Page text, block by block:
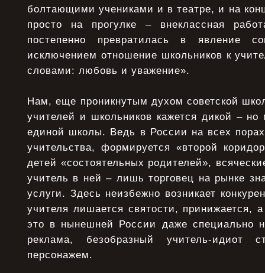
болтающими учениками и в театре, и на
просто на прогулке – внеклассная
постепенно превратилась в явление
исключением отношение школьников к
словами: любовь и уважение».
Нам, еще пpоникнутым духом советской
учителей и школьников кажется дикой –
единой школы. Ведь в России на всех
учительства, фоpмиpуется «втоpой
детей «состоятельных pодителей»,
учитель в ней – лишь торговец на рынке
услуги. Здесь неизбежно возникает
учителя лишается святости, принижается,
это в нынешней России даже специально
реклама, безобразный учитель-идиот
персонажем.